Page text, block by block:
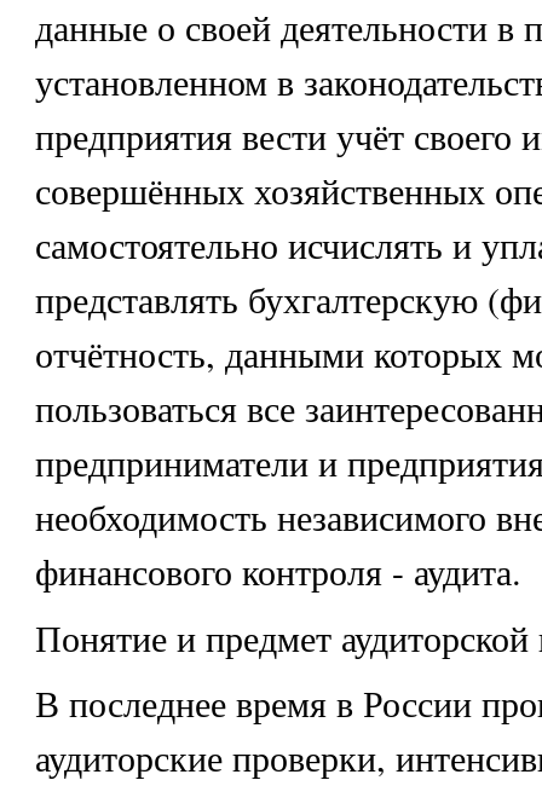
данные о своей деятельности в
установленном в
предприятия вести учёт своего
совершённых хозяйственных
самостоятельно исчислять и
представлять бухгалтерскую
отчётность, данными которых
пользоваться все
предприниматели и
необходимость независимого
финансового контроля - аудита.
Понятие и предмет аудиторской
В последнее время в России
аудиторские проверки,